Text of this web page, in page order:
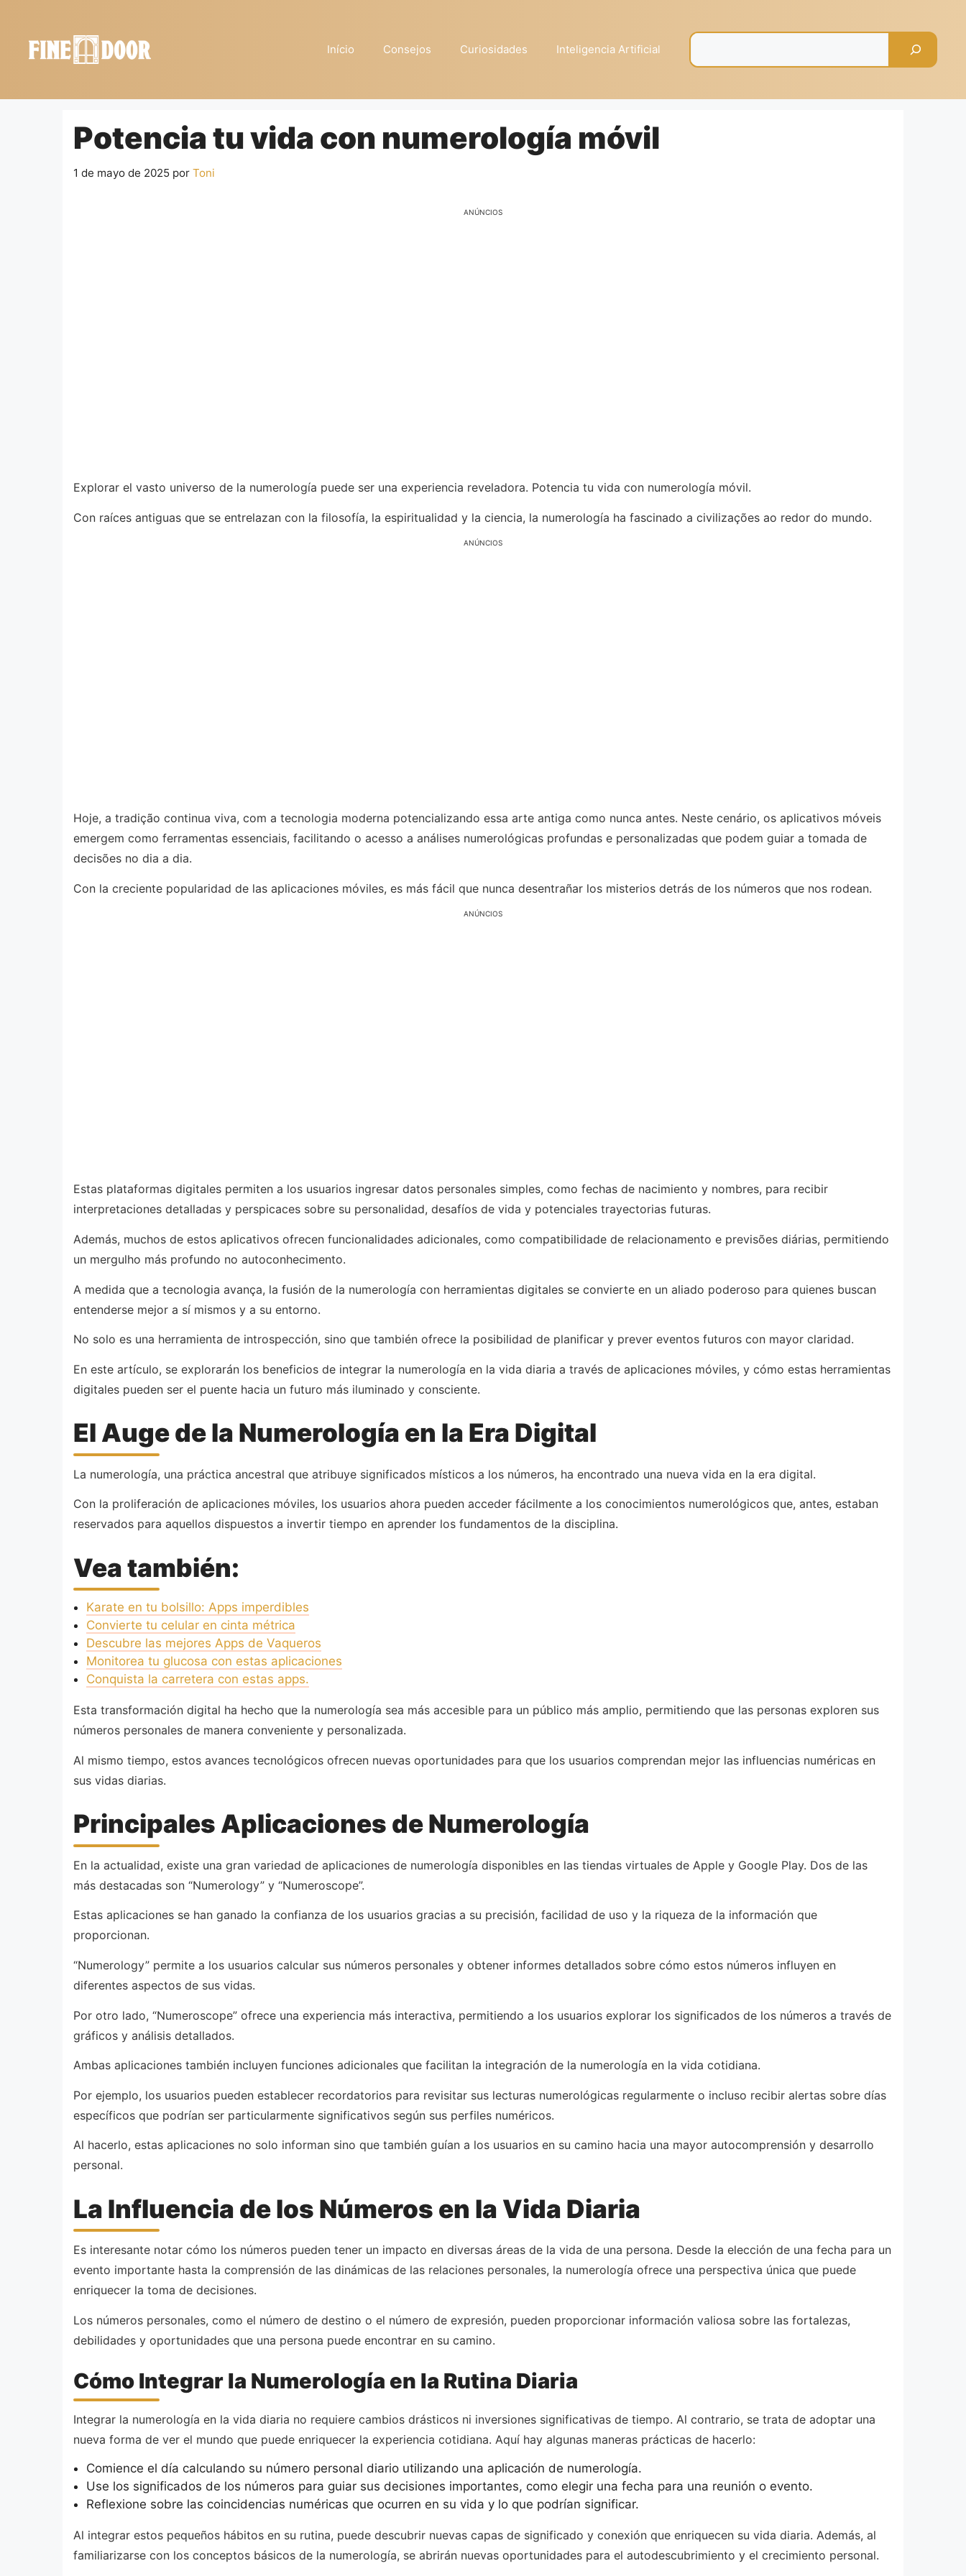
contenido
Início Consejos Curiosidades Inteligencia Artificial
Potencia tu vida con numerología móvil
1 de mayo de 2025 por Toni
ANÚNCIOS
Explorar el vasto universo de la numerología puede ser una experiencia reveladora. Potencia tu vida con numerología móvil.
Con raíces antiguas que se entrelazan con la filosofía, la espiritualidad y la ciencia, la numerología ha fascinado a civilizações ao redor do mundo.
ANÚNCIOS
Hoje, a tradição continua viva, com a tecnologia moderna potencializando essa arte antiga como nunca antes. Neste cenário, os aplicativos móveis
emergem como ferramentas essenciais, facilitando o acesso a análises numerológicas profundas e personalizadas que podem guiar a tomada de
decisões no dia a dia.
Con la creciente popularidad de las aplicaciones móviles, es más fácil que nunca desentrañar los misterios detrás de los números que nos rodean.
ANÚNCIOS
Estas plataformas digitales permiten a los usuarios ingresar datos personales simples, como fechas de nacimiento y nombres, para recibir
interpretaciones detalladas y perspicaces sobre su personalidad, desafíos de vida y potenciales trayectorias futuras.
Además, muchos de estos aplicativos ofrecen funcionalidades adicionales, como compatibilidade de relacionamento e previsões diárias, permitiendo
un mergulho más profundo no autoconhecimento.
A medida que a tecnologia avança, la fusión de la numerología con herramientas digitales se convierte en un aliado poderoso para quienes buscan
entenderse mejor a sí mismos y a su entorno.
No solo es una herramienta de introspección, sino que también ofrece la posibilidad de planificar y prever eventos futuros con mayor claridad.
En este artículo, se explorarán los beneficios de integrar la numerología en la vida diaria a través de aplicaciones móviles, y cómo estas herramientas
digitales pueden ser el puente hacia un futuro más iluminado y consciente.
El Auge de la Numerología en la Era Digital
La numerología, una práctica ancestral que atribuye significados místicos a los números, ha encontrado una nueva vida en la era digital.
Con la proliferación de aplicaciones móviles, los usuarios ahora pueden acceder fácilmente a los conocimientos numerológicos que, antes, estaban
reservados para aquellos dispuestos a invertir tiempo en aprender los fundamentos de la disciplina.
Vea también:
Karate en tu bolsillo: Apps imperdibles
Convierte tu celular en cinta métrica
Descubre las mejores Apps de Vaqueros
Monitorea tu glucosa con estas aplicaciones
Conquista la carretera con estas apps.
Esta transformación digital ha hecho que la numerología sea más accesible para un público más amplio, permitiendo que las personas exploren sus
números personales de manera conveniente y personalizada.
Al mismo tiempo, estos avances tecnológicos ofrecen nuevas oportunidades para que los usuarios comprendan mejor las influencias numéricas en
sus vidas diarias.
Principales Aplicaciones de Numerología
En la actualidad, existe una gran variedad de aplicaciones de numerología disponibles en las tiendas virtuales de Apple y Google Play. Dos de las
más destacadas son “Numerology” y “Numeroscope”.
Estas aplicaciones se han ganado la confianza de los usuarios gracias a su precisión, facilidad de uso y la riqueza de la información que
proporcionan.
“Numerology” permite a los usuarios calcular sus números personales y obtener informes detallados sobre cómo estos números influyen en
diferentes aspectos de sus vidas.
Por otro lado, “Numeroscope” ofrece una experiencia más interactiva, permitiendo a los usuarios explorar los significados de los números a través de
gráficos y análisis detallados.
Ambas aplicaciones también incluyen funciones adicionales que facilitan la integración de la numerología en la vida cotidiana.
Por ejemplo, los usuarios pueden establecer recordatorios para revisitar sus lecturas numerológicas regularmente o incluso recibir alertas sobre días
específicos que podrían ser particularmente significativos según sus perfiles numéricos.
Al hacerlo, estas aplicaciones no solo informan sino que también guían a los usuarios en su camino hacia una mayor autocomprensión y desarrollo
personal.
La Influencia de los Números en la Vida Diaria
Es interesante notar cómo los números pueden tener un impacto en diversas áreas de la vida de una persona. Desde la elección de una fecha para un
evento importante hasta la comprensión de las dinámicas de las relaciones personales, la numerología ofrece una perspectiva única que puede
enriquecer la toma de decisiones.
Los números personales, como el número de destino o el número de expresión, pueden proporcionar información valiosa sobre las fortalezas,
debilidades y oportunidades que una persona puede encontrar en su camino.
Cómo Integrar la Numerología en la Rutina Diaria
Integrar la numerología en la vida diaria no requiere cambios drásticos ni inversiones significativas de tiempo. Al contrario, se trata de adoptar una
nueva forma de ver el mundo que puede enriquecer la experiencia cotidiana. Aquí hay algunas maneras prácticas de hacerlo:
Comience el día calculando su número personal diario utilizando una aplicación de numerología.
Use los significados de los números para guiar sus decisiones importantes, como elegir una fecha para una reunión o evento.
Reflexione sobre las coincidencias numéricas que ocurren en su vida y lo que podrían significar.
Al integrar estos pequeños hábitos en su rutina, puede descubrir nuevas capas de significado y conexión que enriquecen su vida diaria. Además, al
familiarizarse con los conceptos básicos de la numerología, se abrirán nuevas oportunidades para el autodescubrimiento y el crecimiento personal.